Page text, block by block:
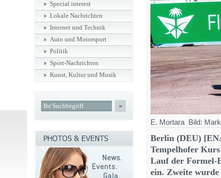
E. Mortara Bild:
Berlin (DEU)
Tempelhofer
Lauf der Formel-
ein. Zweite
Special interest
Lokale Nachrichten
Internet und Technik
Auto und Motorsport
Politik
Sport-Nachrichten
Kunst, Kultur und Musik
»